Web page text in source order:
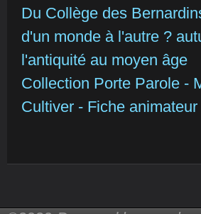
Du Collège des
d'un monde à l'autre ?
l'antiquité au moyen âge
Collection Porte Parole -
Cultiver - Fiche